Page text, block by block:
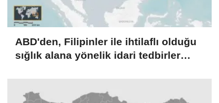
ABD'den, Filipinler ile ihtilaflı olduğu
sığlık alana yönelik idari tedbirler